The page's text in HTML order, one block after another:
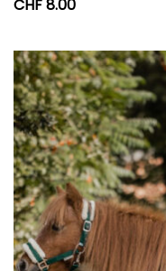
CHF8.00